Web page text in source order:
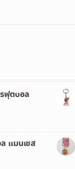
ฟุตบอล
แมนเชส